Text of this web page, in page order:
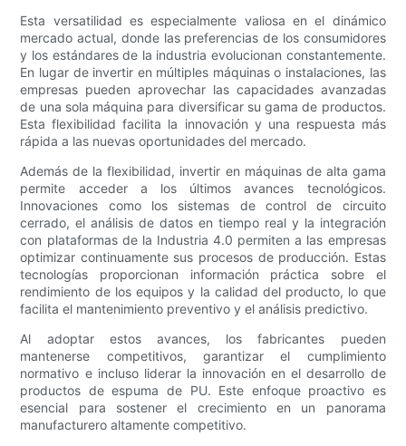
Esta versatilidad es especialmente valiosa en el dinámico
mercado actual, donde las preferencias de los consumidores
y los estándares de la industria evolucionan constantemente.
En lugar de invertir en múltiples máquinas o instalaciones, las
empresas pueden aprovechar las capacidades avanzadas
de una sola máquina para diversificar su gama de productos.
Esta flexibilidad facilita la innovación y una respuesta más
rápida a las nuevas oportunidades del mercado.
Además de la flexibilidad, invertir en máquinas de alta gama
permite acceder a los últimos avances tecnológicos.
Innovaciones como los sistemas de control de circuito
cerrado, el análisis de datos en tiempo real y la integración
con plataformas de la Industria 4.0 permiten a las empresas
optimizar continuamente sus procesos de producción. Estas
tecnologías proporcionan información práctica sobre el
rendimiento de los equipos y la calidad del producto, lo que
facilita el mantenimiento preventivo y el análisis predictivo.
Al adoptar estos avances, los fabricantes pueden
mantenerse competitivos, garantizar el cumplimiento
normativo e incluso liderar la innovación en el desarrollo de
productos de espuma de PU. Este enfoque proactivo es
esencial para sostener el crecimiento en un panorama
manufacturero altamente competitivo.